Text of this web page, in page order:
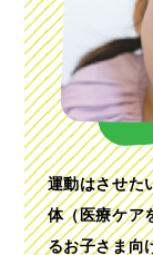
運動はさせた
体（医療ケア
るお子さま向